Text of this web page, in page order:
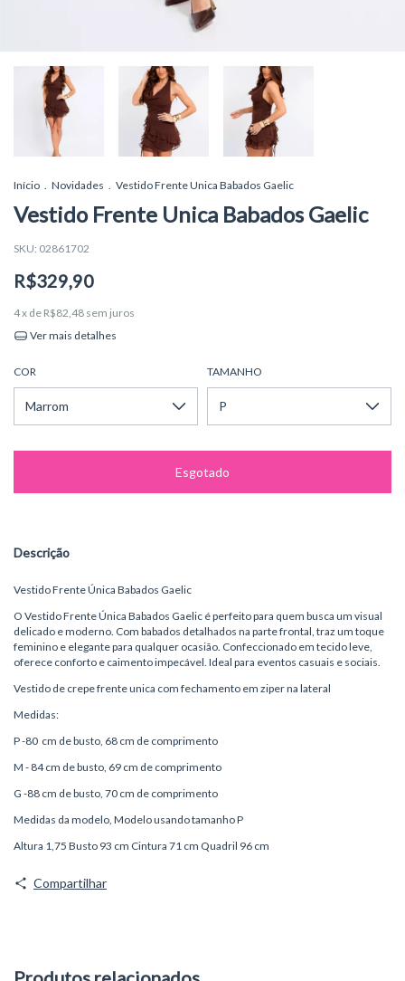
Início . Novidades . Vestido Frente Unica Babados Gaelic
Vestido Frente Unica Babados Gaelic
SKU: 02861702
R$329,90
4x de R$82,48 sem juros
Ver mais detalhes
COR TAMANHO
Descrição
Vestido Frente Única Babados Gaelic
O Vestido Frente Única Babados Gaelic é perfeito para quem busca um visual
delicado e moderno. Com babados detalhados na parte frontal, traz um toque
feminino e elegante para qualquer ocasião. Confeccionado em tecido leve,
oferece conforto e caimento impecável. Ideal para eventos casuais e sociais.
Vestido de crepe frente unica com fechamento em ziper na lateral
Medidas:
P -80 cm de busto, 68 cm de comprimento
M - 84 cm de busto, 69 cm de comprimento
G -88 cm de busto, 70 cm de comprimento
Medidas da modelo, Modelo usando tamanho P
Altura 1,75 Busto 93 cm Cintura 71 cm Quadril 96 cm
Compartilhar